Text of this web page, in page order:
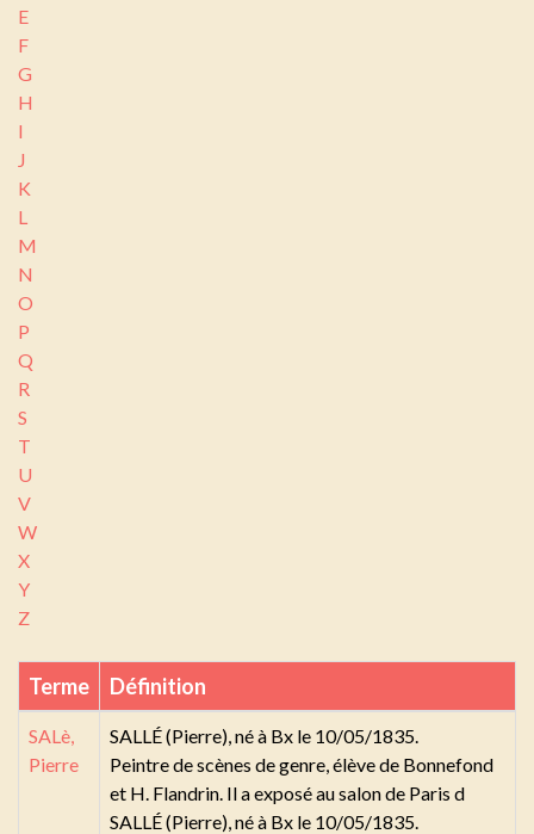
E
F
G
H
I
J
K
L
M
N
O
P
Q
R
S
T
U
V
W
X
Y
Z
Terme Définition
SALè,
Pierre
SALLÉ (Pierre), né à Bx le 10/05/1835.
Peintre de scènes de genre, élève de Bonnefond
et H. Flandrin. Il a exposé au salon de Paris d
SALLÉ (Pierre), né à Bx le 10/05/1835.